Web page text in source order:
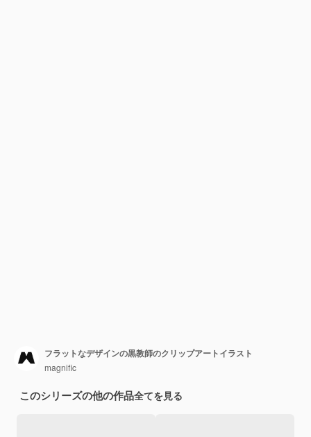
フラットなデザインの黒教師のクリップアートイラスト
magnific
このシリーズの他の作品全てを見る